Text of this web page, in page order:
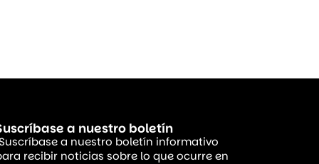
a nuestro boletín
a nuestro boletín informativo
recibir noticias sobre lo que ocurre en